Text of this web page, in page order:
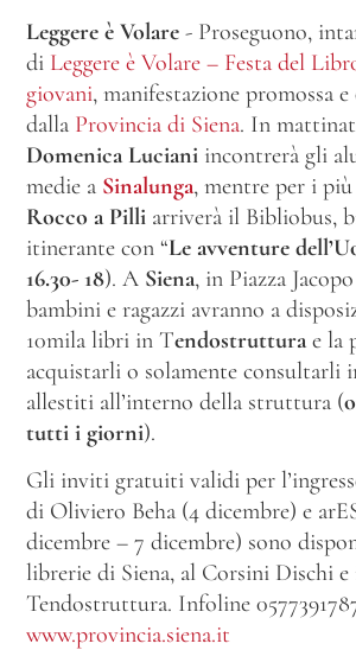
Leggere è Volare - Proseguono,
di Leggere è Volare – Festa del
giovani, manifestazione promossa
dalla Provincia di Siena. In
Domenica Luciani incontrerà gli
medie a Sinalunga, mentre per i
Rocco a Pilli arriverà il Bibliobus,
itinerante con “Le avventure
16.30- 18). A Siena, in Piazza
bambini e ragazzi avranno a
10mila libri in Tendostruttura e la
acquistarli o solamente consultarli
allestiti all’interno della struttura (
tutti i giorni).
Gli inviti gratuiti validi per
di Oliviero Beha (4 dicembre) e
dicembre – 7 dicembre) sono
librerie di Siena, al Corsini Dischi e
Tendostruttura. Infoline
www.provincia.siena.it